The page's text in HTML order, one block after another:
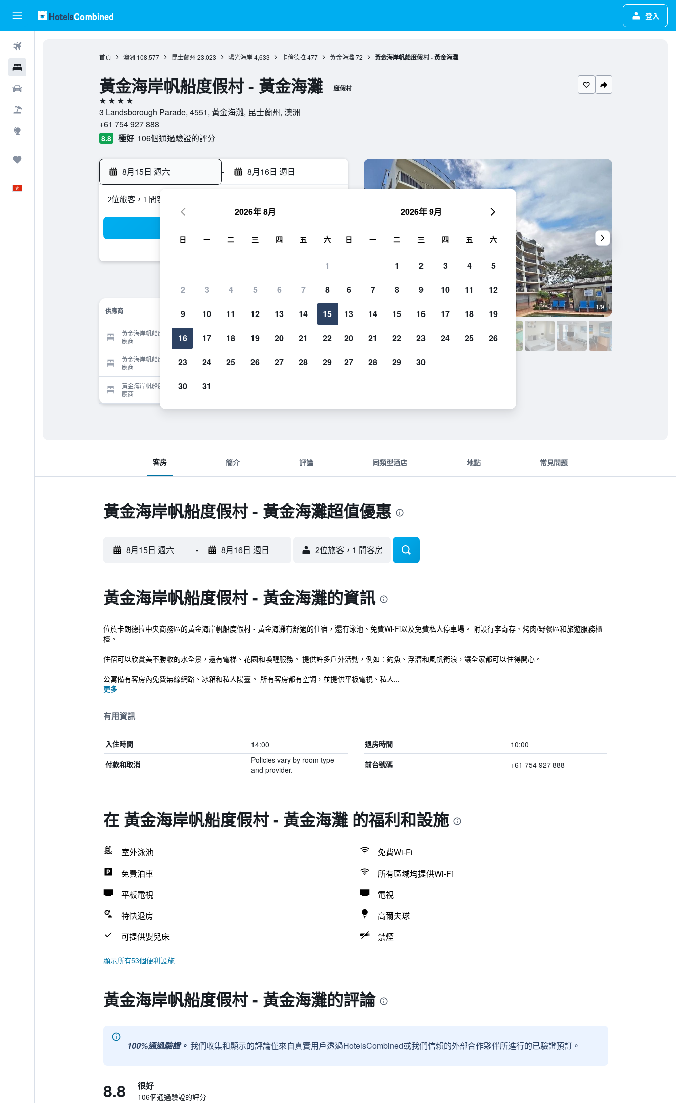
登入
首頁 澳洲 108,577 昆士蘭州 23,023 陽光海岸 4,633 卡倫德拉 477 黃金海灘 72 黃金海岸帆船度假村 - 黃金海灘
黃金海岸帆船度假村 - 黃金海灘 度假村
4星級
3 Landsborough Parade, 4551, 黃金海灘, 昆士蘭州, 澳洲
+61 754 927 888
8.8 極好 106個通過驗證的評分
8月15日 週六 - 8月16日 週日
2位旅客，1 間客房
供應商
黃金海岸帆船度假村 - 黃金海灘的供
應商
顯示價格
黃金海岸帆船度假村 - 黃金海灘的供
應商
顯示價格
黃金海岸帆船度假村 - 黃金海灘的供
應商
1/9
黃金海岸帆船度假村 - 黃金海灘的照片
客房 簡介 評論 同類型酒店 地點 常見問題
黃金海岸帆船度假村 - 黃金海灘超值優惠
8月15日 週六 - 8月16日 週日 2位旅客，1 間客房
黃金海岸帆船度假村 - 黃金海灘的資訊
位於卡朗德拉中央商務區的黃金海岸帆船度假村 - 黃金海灘有舒適的住宿，還有泳池、免費Wi-Fi以及免費私人停車場。 附設行李寄存、烤肉/野餐區和旅遊服務櫃
檯。
住宿可以欣賞美不勝收的水全景，還有電梯、花園和喚醒服務。 提供許多戶外活動，例如︰釣魚、浮潛和風帆衝浪，讓全家都可以住得開心。
公寓備有客房內免費無線網路、冰箱和私人陽臺。 所有客房都有空調，並提供平板電視、私人...
更多
有用資訊
入住時間 14:00 退房時間 10:00
付款和取消
Policies vary by room type
and provider.
前台號碼 +61 754 927 888
在 黃金海岸帆船度假村 - 黃金海灘 的福利和設施
室外泳池
免費Wi-Fi
免費泊車
所有區域均提供Wi-Fi
平板電視
電視
特快退房
高爾夫球
可提供嬰兒床
禁煙
顯示所有53個便利設施
黃金海岸帆船度假村 - 黃金海灘的評論
100%通過驗證。 我們收集和顯示的評論僅來自真實用戶透過HotelsCombined或我們信賴的外部合作夥伴所進行的已驗證預訂。
8.8 很好
106個通過驗證的評分
2026年 8月
日 一 二 三 四 五 六
1
2 3 4 5 6 7 8
9 10 11 12 13 14 15
16 17 18 19 20 21 22
23 24 25 26 27 28 29
30 31
2026年 9月
日 一 二 三 四 五 六
1 2 3 4 5
6 7 8 9 10 11 12
13 14 15 16 17 18 19
20 21 22 23 24 25 26
27 28 29 30